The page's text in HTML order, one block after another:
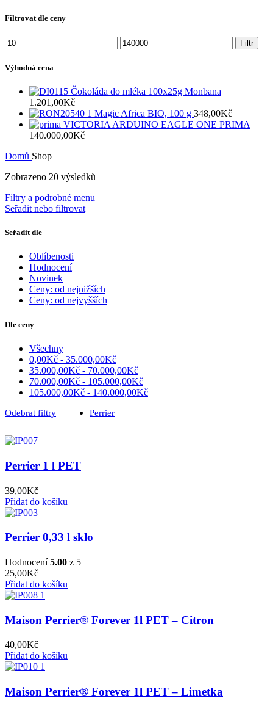
Filtrovat dle ceny
Minimální
cena
Maximální
cena
Filtr
Výhodná cena
Čokoláda do mléka 100x25g Monbana
1.201,00Kč
Magic Africa BIO, 100 g 348,00Kč
VICTORIA ARDUINO EAGLE ONE PRIMA
140.000,00Kč
Domů Shop
Zobrazeno 20 výsledků
Filtry a podrobné menu
Seřadit nebo filtrovat
Seřadit dle
Oblíbenosti
Hodnocení
Novinek
Ceny: od nejnižších
Ceny: od nejvyšších
Dle ceny
Všechny
0,00Kč - 35.000,00Kč
35.000,00Kč - 70.000,00Kč
70.000,00Kč - 105.000,00Kč
105.000,00Kč - 140.000,00Kč
Odebrat filtry
Perrier
Perrier 1 l PET
39,00Kč
Přidat do košíku
Perrier 0,33 l sklo
Hodnocení5.00 z 5
25,00Kč
Přidat do košíku
Maison Perrier® Forever 1l PET – Citron
40,00Kč
Přidat do košíku
Maison Perrier® Forever 1l PET – Limetka